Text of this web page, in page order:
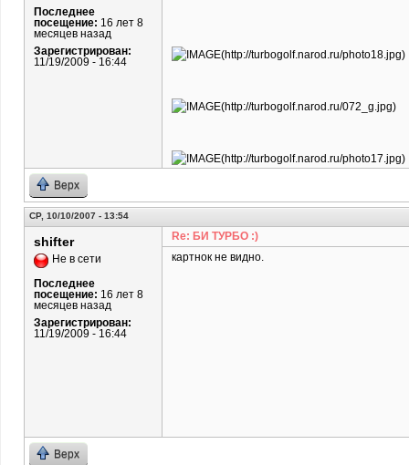
Последнее
посещение: 16 лет 8
месяцев назад
Зарегистрирован:
11/19/2009 - 16:44
Верх
СР, 10/10/2007 - 13:54
shifter
Не в сети
Последнее
посещение: 16 лет 8
месяцев назад
Зарегистрирован:
11/19/2009 - 16:44
Re: БИ ТУРБО :)
картнок не видно.
Верх